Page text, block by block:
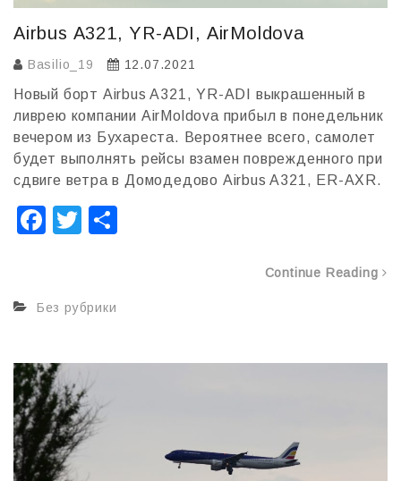
Airbus A321, YR-ADI, AirMoldova
Basilio_19 12.07.2021
Новый борт Airbus A321, YR-ADI выкрашенный в
ливрею компании AirMoldova прибыл в понедельник
вечером из Бухареста. Вероятнее всего, самолет
будет выполнять рейсы взамен поврежденного при
сдвиге ветра в Домодедово Airbus A321, ER-AXR.
F
e
o
o
k
T
er
в
Continue Reading
Без рубрики